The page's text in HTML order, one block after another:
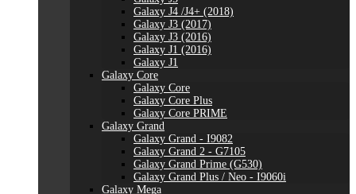
Galaxy J4 /J4+ (2018)
Galaxy J3 (2017)
Galaxy J3 (2016)
Galaxy J1 (2016)
Galaxy J1
Galaxy Core
Galaxy Core
Galaxy Core Plus
Galaxy Core PRIME
Galaxy Grand
Galaxy Grand - I9082
Galaxy Grand 2 - G7105
Galaxy Grand Prime (G530)
Galaxy Grand Plus / Neo - I9060i
Galaxy Mega